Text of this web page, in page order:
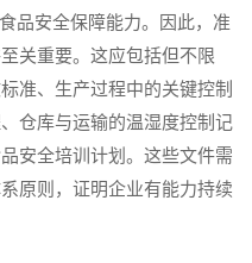
安全保障能力。因此，准
关重要。这应包括但不限
准、生产过程中的关键控制
仓库与运输的温湿度控制记
安全培训计划。这些文件需
原则，证明企业有能力持续